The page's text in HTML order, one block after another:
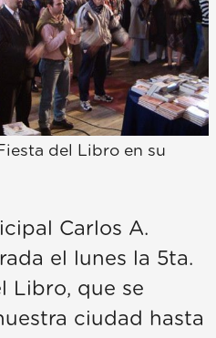
del Libro en su
Carlos A.
el lunes la 5ta.
Libro, que se
ciudad hasta